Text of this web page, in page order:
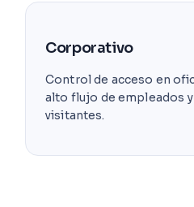
Corporativo
Control de acceso en
alto flujo de empleados y
visitantes.